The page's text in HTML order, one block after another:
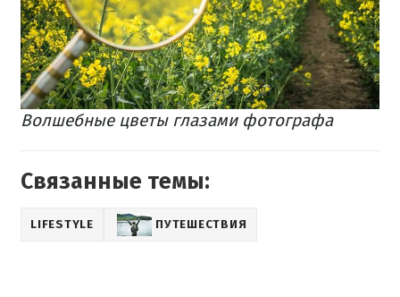
Волшебные цветы глазами фотографа
Связанные темы:
LIFESTYLE ПУТЕШЕСТВИЯ